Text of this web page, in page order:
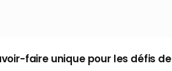
faire unique pour les défis de